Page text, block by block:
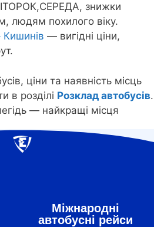
знижки
людям похилого віку.
Кишинів — вигідні ціни,
ціни та наявність місць
в розділі Розклад автобусів.
— найкращі місця
Міжнародні
автобусні рейси